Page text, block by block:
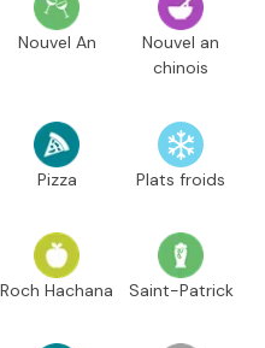
Nouvel An
Nouvel an
chinois
Pizza Plats froids
Roch Hachana Saint-Patrick